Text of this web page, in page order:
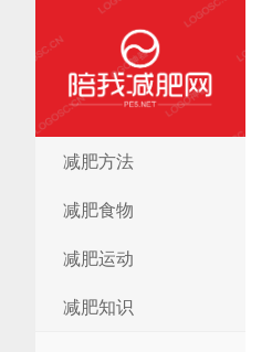
陪我减肥网
减肥方法
减肥食物
减肥运动
减肥知识